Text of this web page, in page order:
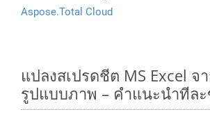
Aspose.Total Cloud
แปลงสเปรดชีต MS Excel จ
รูปแบบภาพ – คำแนะนำทีล